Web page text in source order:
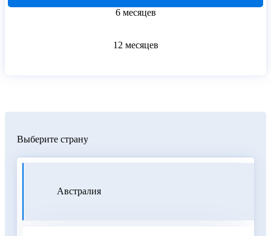
6 месяцев
12 месяцев
Выберите страну
Австралия